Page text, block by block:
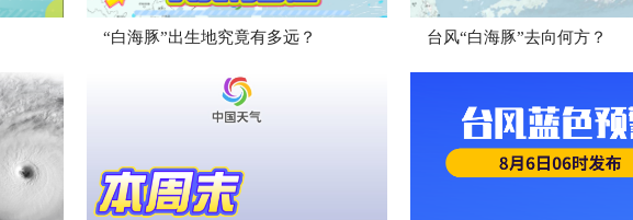
“白海豚”出生地究竟有多远？ 台风“白海豚”去向何方？